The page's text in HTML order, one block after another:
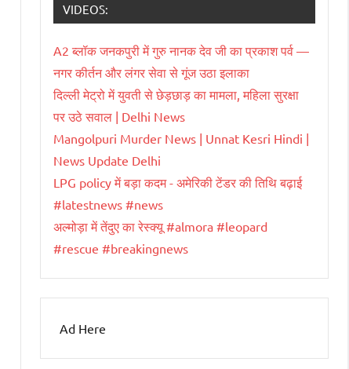
VIDEOS:
A2 ब्लॉक जनकपुरी में गुरु नानक देव जी का प्रकाश पर्व —
नगर कीर्तन और लंगर सेवा से गूंज उठा इलाका
दिल्ली मेट्रो में युवती से छेड़छाड़ का मामला, महिला सुरक्षा
पर उठे सवाल | Delhi News
Mangolpuri Murder News | Unnat Kesri Hindi |
News Update Delhi
LPG policy में बड़ा कदम - अमेरिकी टेंडर की तिथि बढ़ाई
#latestnews #news
अल्मोड़ा में तेंदुए का रेस्क्यू #almora #leopard
#rescue #breakingnews
Ad Here